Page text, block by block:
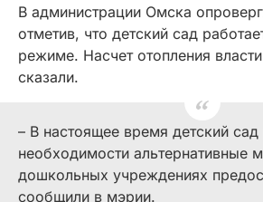
В администрации Омска
отметив, что детский сад
режиме. Насчет отопления
сказали.
– В настоящее время детский
необходимости альтернативные
дошкольных учреждениях
сообщили в мэрии.